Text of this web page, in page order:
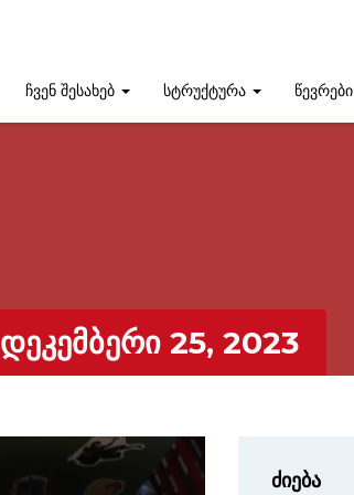
ჩვენ შესახებ სტრუქტურა წევრები
ᲓᲔᲙᲔᲛᲑᲔᲠᲘ 25, 2023
ძიება